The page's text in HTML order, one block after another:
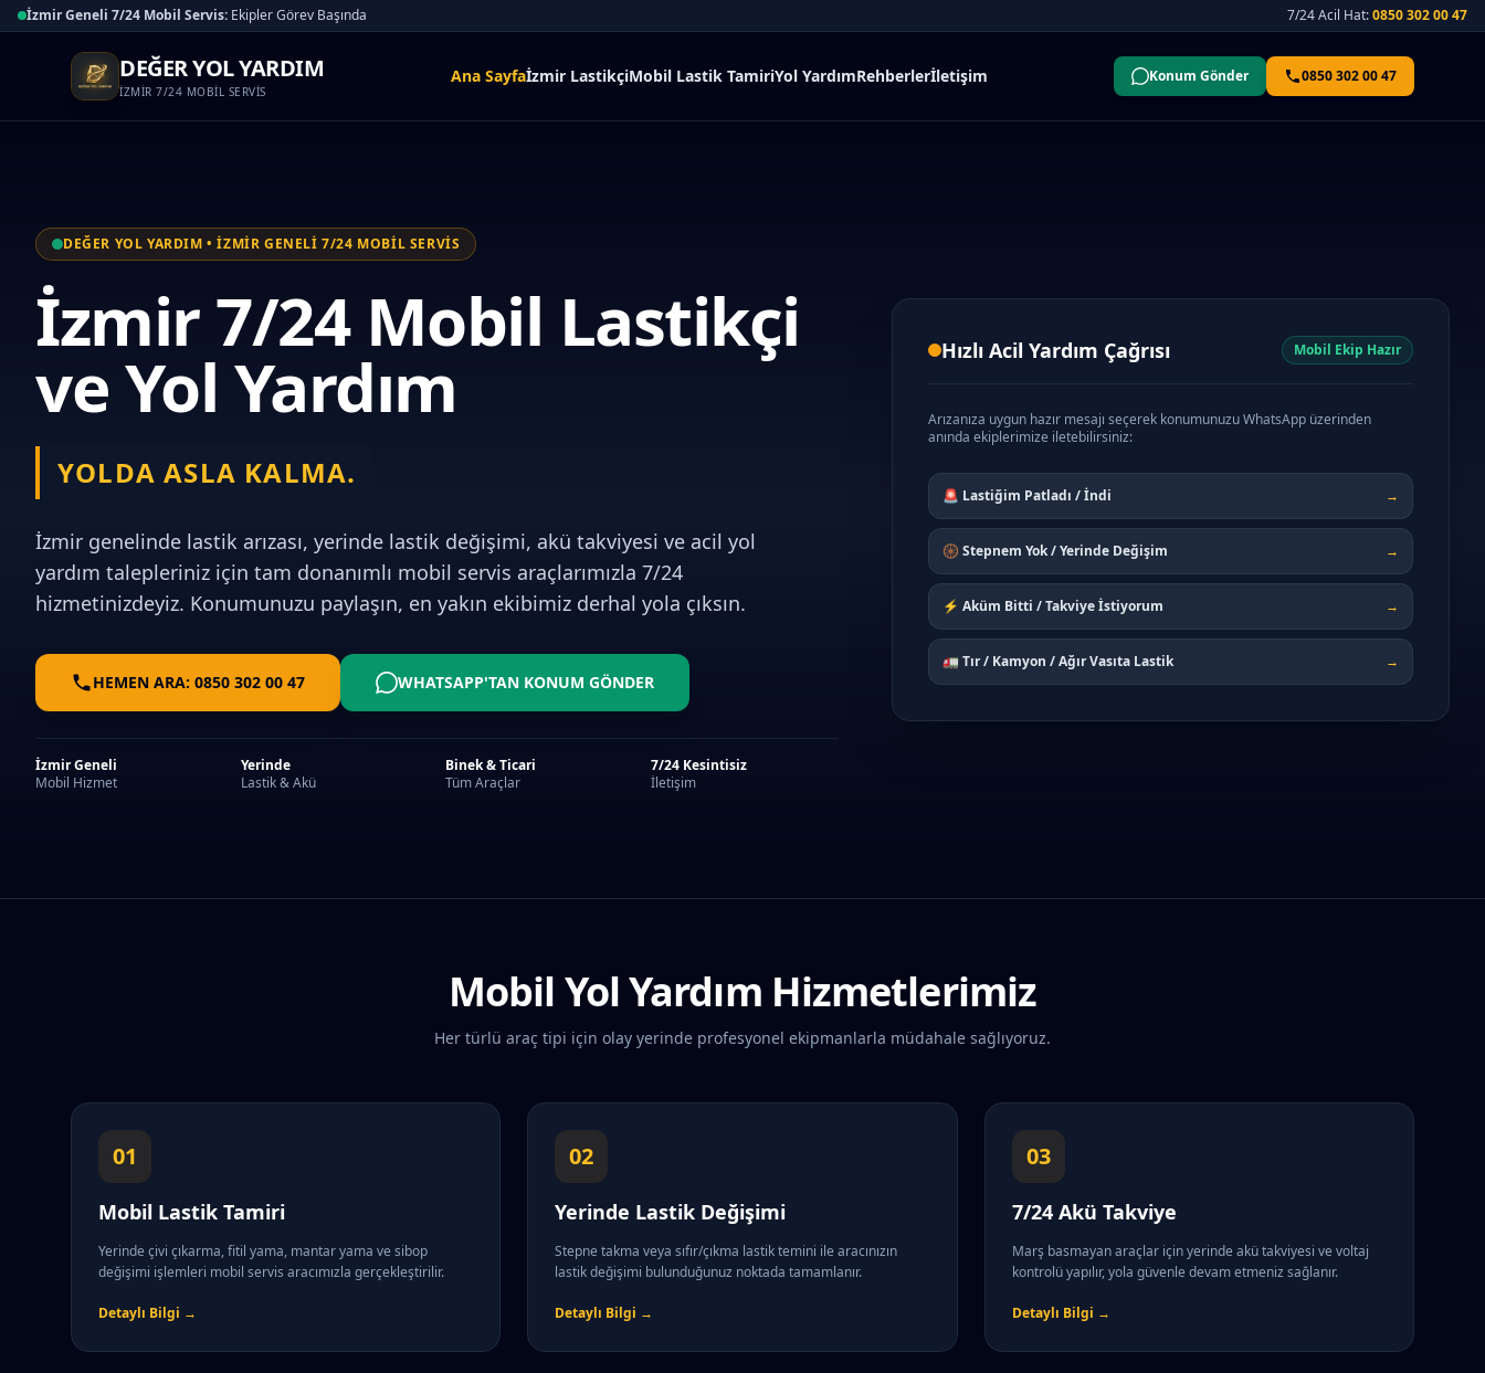
İzmir Geneli 7/24 Mobil Servis: Ekipler Görev Başında 7/24 Acil Hat:0850 302 00 47
DEĞER YOL YARDIM
İZMİR 7/24 MOBİL SERVİS
Ana Sayfaİzmir LastikçiMobil Lastik TamiriYol YardımRehberlerİletişim Konum Gönder 0850 302 00 47
DEĞER YOL YARDIM • İZMİR GENELİ 7/24 MOBİL SERVİS
İzmir 7/24 Mobil Lastikçi
ve Yol Yardım
YOLDA ASLA KALMA.
İzmir genelinde lastik arızası, yerinde lastik değişimi, akü takviyesi ve acil yol
yardım talepleriniz için tam donanımlı mobil servis araçlarımızla 7/24
hizmetinizdeyiz. Konumunuzu paylaşın, en yakın ekibimiz derhal yola çıksın.
HEMEN ARA: 0850 302 00 47 WHATSAPP'TAN KONUM GÖNDER
İzmir Geneli
Mobil Hizmet
Yerinde
Lastik & Akü
Binek & Ticari
Tüm Araçlar
7/24 Kesintisiz
İletişim
Hızlı Acil Yardım Çağrısı Mobil Ekip Hazır
Arızanıza uygun hazır mesajı seçerek konumunuzu WhatsApp üzerinden
anında ekiplerimize iletebilirsiniz:
🚨 Lastiğim Patladı / İndi →
🛞 Stepnem Yok / Yerinde Değişim →
⚡ Aküm Bitti / Takviye İstiyorum →
🚛 Tır / Kamyon / Ağır Vasıta Lastik →
Mobil Yol Yardım Hizmetlerimiz
Her türlü araç tipi için olay yerinde profesyonel ekipmanlarla müdahale sağlıyoruz.
01
Mobil Lastik Tamiri
Yerinde çivi çıkarma, fitil yama, mantar yama ve sibop
değişimi işlemleri mobil servis aracımızla gerçekleştirilir.
Detaylı Bilgi →
02
Yerinde Lastik Değişimi
Stepne takma veya sıfır/çıkma lastik temini ile aracınızın
lastik değişimi bulunduğunuz noktada tamamlanır.
Detaylı Bilgi →
03
7/24 Akü Takviye
Marş basmayan araçlar için yerinde akü takviyesi ve voltaj
kontrolü yapılır, yola güvenle devam etmeniz sağlanır.
Detaylı Bilgi →